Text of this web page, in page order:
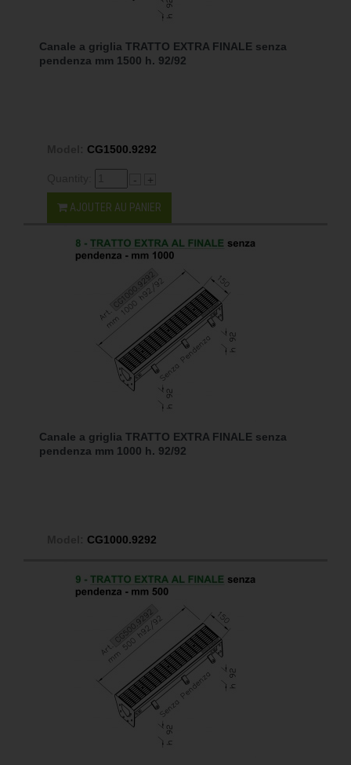
Canale a griglia TRATTO EXTRA FINALE senza
pendenza mm 1500 h. 92/92
CG1500.9292
- +
AJOUTER AU PANIER
Canale a griglia TRATTO EXTRA FINALE senza
pendenza mm 1000 h. 92/92
CG1000.9292